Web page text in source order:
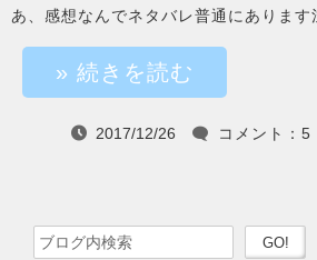
あ、感想なんでネタバレ普通にあります
» 続きを読む
 2017/12/26  コメント：5
検索ワードを入力 検索を実行